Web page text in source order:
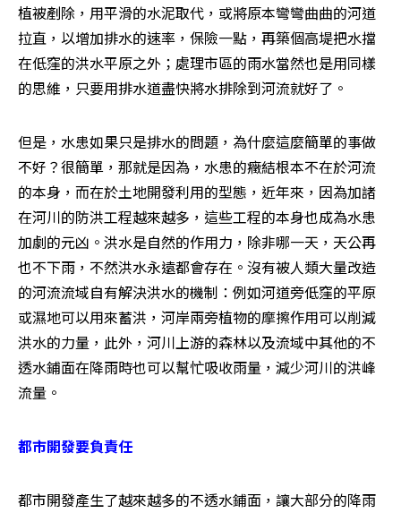
植被剷除，用平滑的水泥取代，或將原本彎彎曲曲的河道
拉直，以增加排水的速率，保險一點，再築個高堤把水擋
在低窪的洪水平原之外；處理市區的雨水當然也是用同樣
的思維，只要用排水道盡快將水排除到河流就好了。
但是，水患如果只是排水的問題，為什麼這麼簡單的事做
不好？很簡單，那就是因為，水患的癥結根本不在於河流
的本身，而在於土地開發利用的型態，近年來，因為加諸
在河川的防洪工程越來越多，這些工程的本身也成為水患
加劇的元凶。洪水是自然的作用力，除非哪一天，天公再
也不下雨，不然洪水永遠都會存在。沒有被人類大量改造
的河流流域自有解決洪水的機制：例如河道旁低窪的平原
或濕地可以用來蓄洪，河岸兩旁植物的摩擦作用可以削減
洪水的力量，此外，河川上游的森林以及流域中其他的不
透水鋪面在降雨時也可以幫忙吸收雨量，減少河川的洪峰
流量。
都市開發要負責任
都市開發產生了越來越多的不透水鋪面，讓大部分的降雨